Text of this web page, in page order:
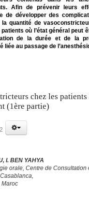
Afin de prévenir leurs
de développer des
quantité de
où l’état général peut
de la durée et de la
au passage de
chez les
(1ère partie)
I. BEN YAHYA
orale, Centre de Consultation
Maroc